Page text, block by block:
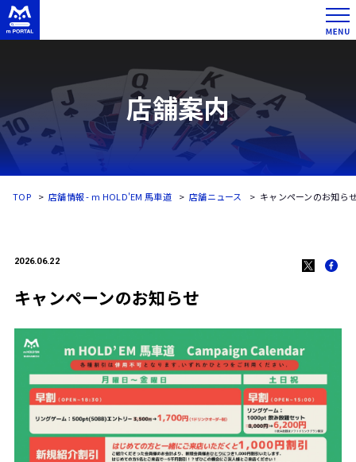
店舗案内
TOP 店舗情報 - m HOLD'EM 馬車道 店舗ニュース キャンペーンのお知ら
2026.06.22
キャンペーンのお知らせ